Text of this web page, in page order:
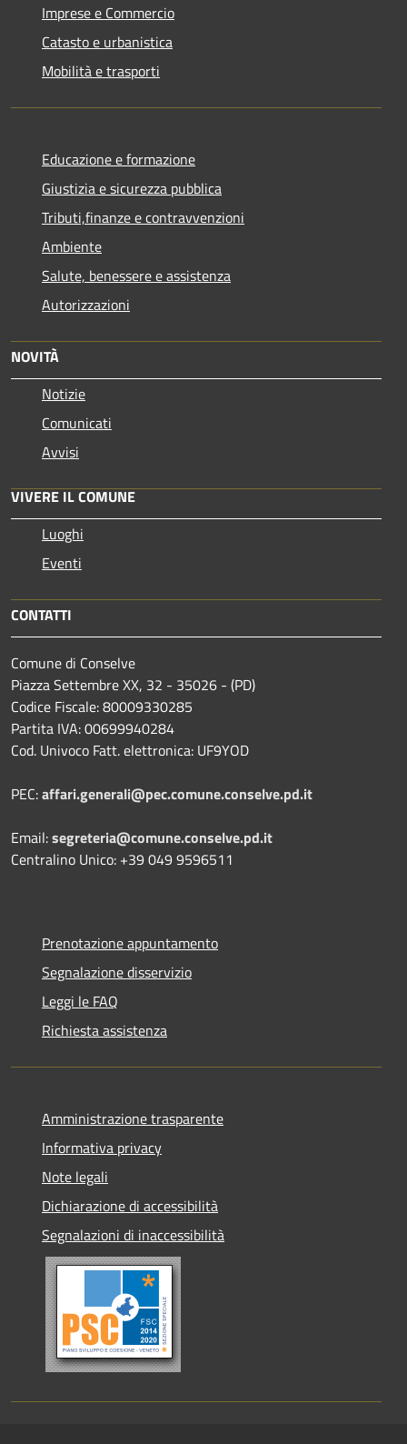
Imprese e Commercio
Catasto e urbanistica
Mobilità e trasporti
Educazione e formazione
Giustizia e sicurezza pubblica
Tributi,finanze e contravvenzioni
Ambiente
Salute, benessere e assistenza
Autorizzazioni
NOVITÀ
Notizie
Comunicati
Avvisi
VIVERE IL COMUNE
Luoghi
Eventi
CONTATTI
Comune di Conselve
Piazza Settembre XX, 32 - 35026 - (PD)
Codice Fiscale: 80009330285
Partita IVA: 00699940284
Cod. Univoco Fatt. elettronica: UF9YOD
PEC:affari.generali@pec.comune.conselve.pd.it
Email:segreteria@comune.conselve.pd.it
Centralino Unico: +39 049 9596511
Prenotazione appuntamento
Segnalazione disservizio
Leggi le FAQ
Richiesta assistenza
Amministrazione trasparente
Informativa privacy
Note legali
Dichiarazione di accessibilità
Segnalazioni di inaccessibilità